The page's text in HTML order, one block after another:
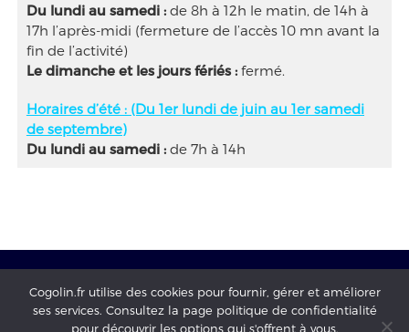
Du lundi au samedi :de 8h à 12h le matin, de 14h à
17h l’après-midi (fermeture de l’accès 10 mn avant la
fin de l’activité)
Le dimanche et les jours fériés :fermé.
Horaires d’été : (Du 1er lundi de juin au 1er samedi
de septembre)
Du lundi au samedi :de 7h à 14h
Mairie de Cogolin - copyright 2017 - tous droits réservés -
Cogolin.fr utilise des cookies pour fournir, gérer et améliorer
ses services. Consultez la page politique de confidentialité
pour découvrir les options qui s'offrent à vous.